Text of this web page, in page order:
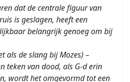
dat de centrale figuur van
is geslagen, heeft een
belangrijk genoeg om bij
als de slang bij Mozes) –
teken van dood, als G-d erin
wordt het omgevormd tot een